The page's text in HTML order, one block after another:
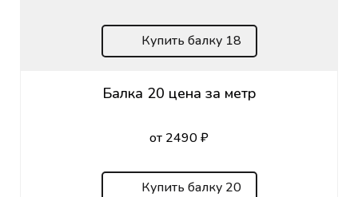
Купить балку 18
Балка 20 цена за метр
от 2490 ₽
Купить балку 20